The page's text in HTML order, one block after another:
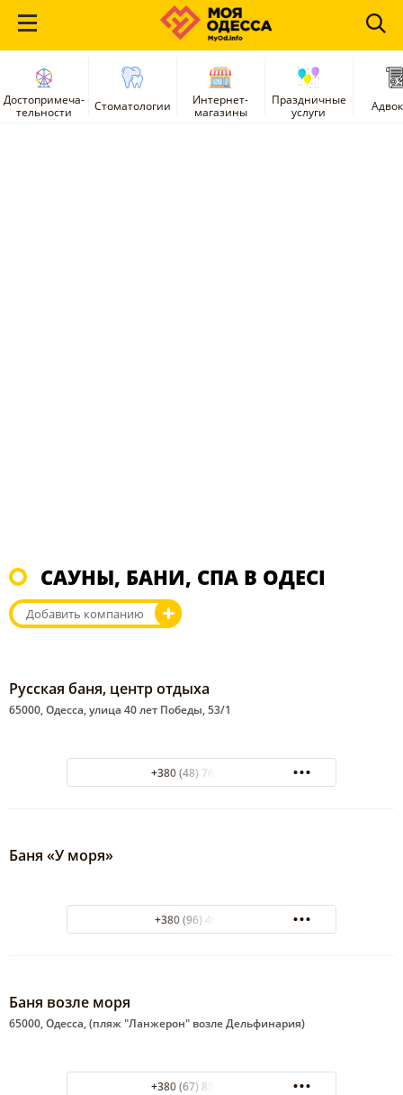
Достопримеча-
тельности
Стоматологии
Интернет-
магазины
Праздничные
услуги
САУНЫ, БАНИ, СПА В ОДЕСІ
Добавить компанию
Русская баня, центр отдыха
65000, Одесса, улица 40 лет Победы, 53/1
+380 (48) 769-08-96
Баня «У моря»
+380 (96) 4622088
Баня возле моря
65000, Одесса, (пляж "Ланжерон" возле Дельфинария)
+380 (67) 854-97-01